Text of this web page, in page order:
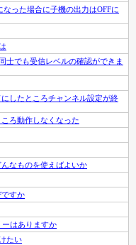
った場合に子機の出力はOFFに
士でも受信レベルの確認ができま
したところチャンネル設定が終
ろ動作しなくなった
なものを使えばよいか
すか
はありますか
たい